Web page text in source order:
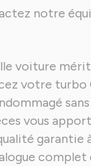
notre
voiture
votre
sans
vous
garantie
complet